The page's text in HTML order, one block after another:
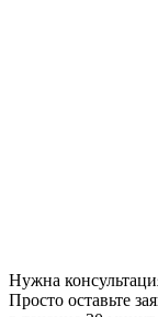
Нужна
Просто оставьте